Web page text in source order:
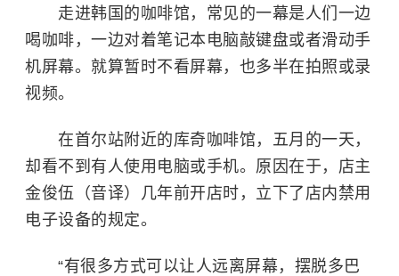
走进韩国的咖啡馆，常见的一幕是人们一边
喝咖啡，一边对着笔记本电脑敲键盘或者滑动手
机屏幕。就算暂时不看屏幕，也多半在拍照或录
视频。
在首尔站附近的库奇咖啡馆，五月的一天，
却看不到有人使用电脑或手机。原因在于，店主
金俊伍（音译）几年前开店时，立下了店内禁用
电子设备的规定。
“有很多方式可以让人远离屏幕，摆脱多巴